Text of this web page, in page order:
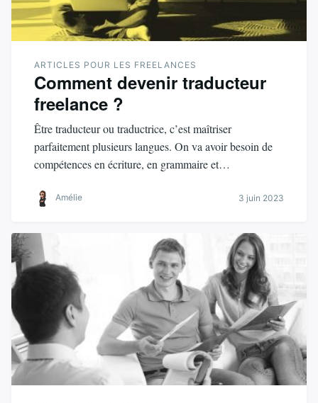
ARTICLES POUR LES FREELANCES
Comment devenir traducteur
freelance ?
Être traducteur ou traductrice, c’est maîtriser
parfaitement plusieurs langues. On va avoir besoin de
compétences en écriture, en grammaire et…
Amélie 3 juin 2023